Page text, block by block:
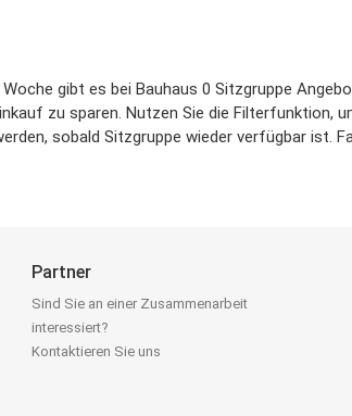
gibt es bei Bauhaus 0 Sitzgruppe
zu sparen. Nutzen Sie die
sobald Sitzgruppe wieder verfügbar ist.
Partner
Sind Sie an einer Zusammenarbeit
interessiert?
Kontaktieren Sie uns